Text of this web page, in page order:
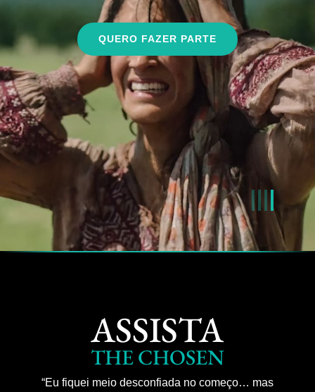
QUERO FAZER PARTE
ASSISTA
THE CHOSEN
“Eu fiquei meio desconfiada no começo… mas